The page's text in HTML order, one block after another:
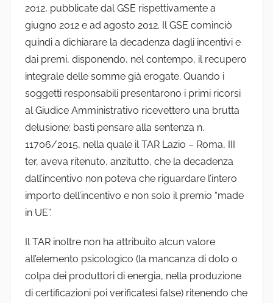
2012, pubblicate dal GSE rispettivamente a
giugno 2012 e ad agosto 2012. Il GSE cominciò
quindi a dichiarare la decadenza dagli incentivi e
dai premi, disponendo, nel contempo, il recupero
integrale delle somme già erogate. Quando i
soggetti responsabili presentarono i primi ricorsi
al Giudice Amministrativo ricevettero una brutta
delusione: basti pensare alla sentenza n.
11706/2015, nella quale il TAR Lazio – Roma, III
ter, aveva ritenuto, anzitutto, che la decadenza
dall’incentivo non poteva che riguardare l’intero
importo dell’incentivo e non solo il premio “made
in UE”.
Il TAR inoltre non ha attribuito alcun valore
all’elemento psicologico (la mancanza di dolo o
colpa dei produttori di energia, nella produzione
di certificazioni poi verificatesi false) ritenendo che